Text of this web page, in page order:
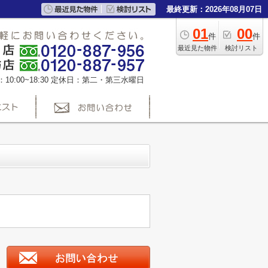
最終更新：2026年08月07日
01件
最近見た物件
00件
検討リスト
10:00~18:30 定休日：第二・第三水曜日